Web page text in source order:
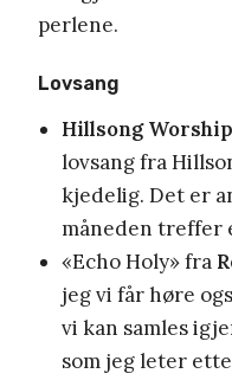
perlene.
Lovsang
Hillsong
lovsang fra
kjedelig. Det er
måneden treffer
«Echo Holy» fra
jeg vi får høre
vi kan samles
som jeg leter